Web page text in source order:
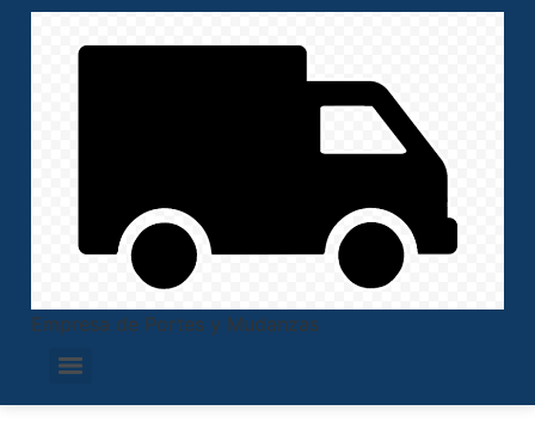
Empresa de Portes y Mudanzas